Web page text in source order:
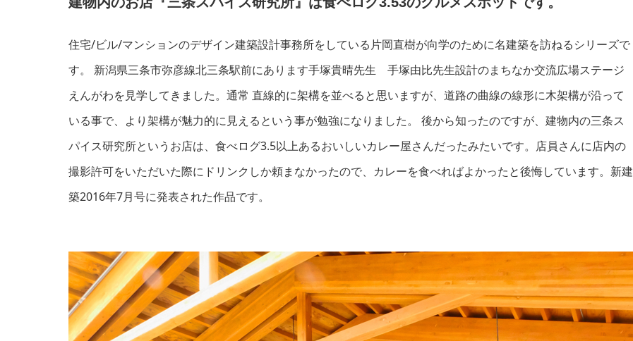
住宅/ビル/マンションのデザイン建築設計事務所をしている片岡直樹が向学のために名建築を訪ねるシリーズで
す。 新潟県三条市弥彦線北三条駅前にあります手塚貴晴先生 手塚由比先生設計のまちなか交流広場ステージ
えんがわを見学してきました。通常 直線的に架構を並べると思いますが、道路の曲線の線形に木架構が沿って
いる事で、より架構が魅力的に見えるという事が勉強になりました。 後から知ったのですが、建物内の三条ス
パイス研究所というお店は、食べログ3.5以上あるおいしいカレー屋さんだったみたいです。店員さんに店内の
撮影許可をいただいた際にドリンクしか頼まなかったので、カレーを食べればよかったと後悔しています。 新建
築2016年7月号に発表された作品です。